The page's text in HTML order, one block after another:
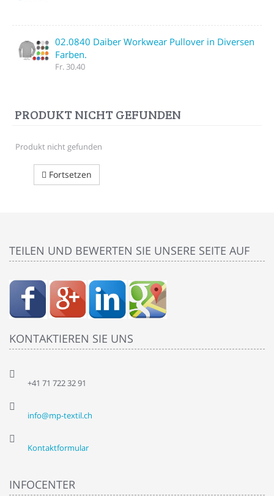
02.0840 Daiber Workwear Pullover in Diversen
Farben.
Fr. 30.40
PRODUKT NICHT GEFUNDEN
Produkt nicht gefunden
Fortsetzen
TEILEN UND BEWERTEN SIE UNSERE SEITE AUF
KONTAKTIEREN SIE UNS
+41 71 722 32 91
info@mp-textil.ch
Kontaktformular
INFOCENTER